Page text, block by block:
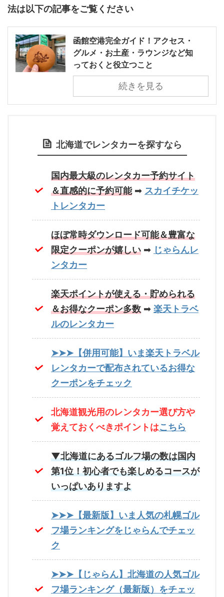
法は以下の記事をご覧ください
函館空港完全ガイド！アクセス・
グルメ・お土産・ラウンジなど知
っておくと役立つこと
続きを見る
北海道でレンタカーを探すなら
国内最大級のレンタカー予約サイト
＆直感的に予約可能➡ スカイチケッ
トレンタカー
ほぼ常時ダウンロード可能＆豊富な
限定クーポンが嬉しい ➡ じゃらんレ
ンタカー
楽天ポイントが使える・貯められる
＆お得なクーポン多数 ➡ 楽天トラベ
ルのレンタカー
➤➤➤【併用可能】いま楽天トラベル
レンタカーで配布されているお得な
クーポンをチェック
北海道観光用のレンタカー選び方や
覚えておくべきポイントはこちら
▼北海道にあるゴルフ場の数は国内
第1位！初心者でも楽しめるコースが
いっぱいありますよ
➤➤➤【最新版】いま人気の札幌ゴル
フ場ランキングをじゃらんでチェッ
ク
➤➤➤【じゃらん】北海道の人気ゴル
フ場ランキング（最新版）をチェッ